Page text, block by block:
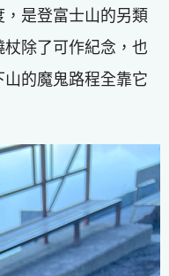
是登富士山的另類
除了可作紀念，也
的魔鬼路程全靠它